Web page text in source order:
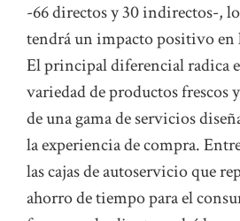
-66 directos y 30 indirectos-,
tendrá un impacto positivo en
El principal diferencial radica
variedad de productos frescos
de una gama de servicios
la experiencia de compra.
las cajas de autoservicio que
ahorro de tiempo para el